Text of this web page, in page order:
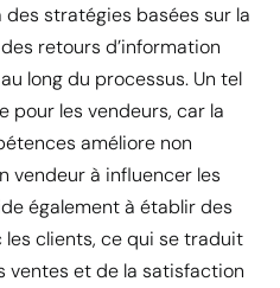
stratégies basées sur la
retours d’information
long du processus. Un tel
pour les vendeurs, car la
améliore non
vendeur à influencer les
également à établir des
clients, ce qui se traduit
ventes et de la satisfaction